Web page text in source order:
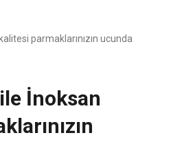
parmaklarınızın ucunda
İnoksan